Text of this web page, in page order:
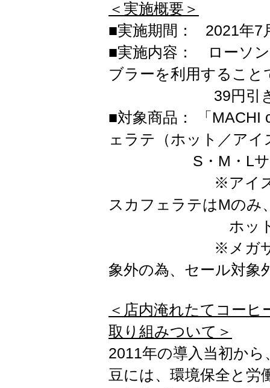
＜実施概要＞
■実施期間： 2021年7
■実施内容： ローソ
ブラーを利用すること
39円引きに
■対象商品： 「
ェラテ（ホット／アイ
S・M・Lサ
※アイスコーヒ
スカフェラテはMのみ
ホットカフェ
※メガサイズは
象外の為、セール対象
＜店内淹れたてコー
取り組みついて＞
2011年の導入当初か
豆には、環境保全と労